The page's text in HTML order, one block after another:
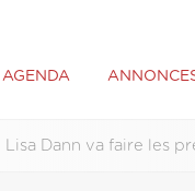
AGENDA
Lisa Dann va faire les